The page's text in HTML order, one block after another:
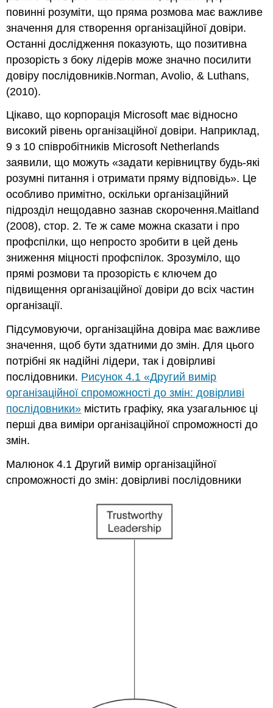
повинні розуміти, що пряма розмова має важливе
значення для створення організаційної довіри.
Останні дослідження показують, що позитивна
прозорість з боку лідерів може значно посилити
довіру послідовників.Norman, Avolio, & Luthans,
(2010).
Цікаво, що корпорація Microsoft має відносно
високий рівень організаційної довіри. Наприклад,
9 з 10 співробітників Microsoft Netherlands
заявили, що можуть «задати керівництву будь-які
розумні питання і отримати пряму відповідь». Це
особливо примітно, оскільки організаційний
підрозділ нещодавно зазнав скорочення.Maitland
(2008), стор. 2. Те ж саме можна сказати і про
профспілки, що непросто зробити в цей день
зниження міцності профспілок. Зрозуміло, що
прямі розмови та прозорість є ключем до
підвищення організаційної довіри до всіх частин
організації.
Підсумовуючи, організаційна довіра має важливе
значення, щоб бути здатними до змін. Для цього
потрібні як надійні лідери, так і довірливі
послідовники. Рисунок 4.1 «Другий вимір
організаційної спроможності до змін: довірливі
послідовники» містить графіку, яка узагальнює ці
перші два виміри організаційної спроможності до
змін.
Малюнок 4.1 Другий вимір організаційної
спроможності до змін: довірливі послідовники